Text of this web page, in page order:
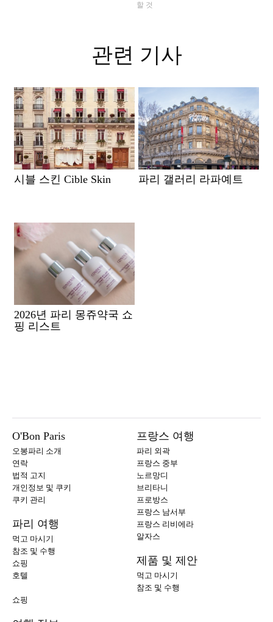
할 것
관련 기사
시블 스킨 Cible Skin 파리 갤러리 라파예트
2026년 파리 몽쥬약국 쇼
핑 리스트
O'Bon Paris
오봉파리 소개
연락
법적 고지
개인정보 및 쿠키
쿠키 관리
파리 여행
먹고 마시기
참조 및 수행
쇼핑
호텔
프랑스 여행
파리 외곽
프랑스 중부
노르망디
브리타니
프로방스
프랑스 남서부
프랑스 리비에라
알자스
제품 및 제안
먹고 마시기
참조 및 수행
쇼핑